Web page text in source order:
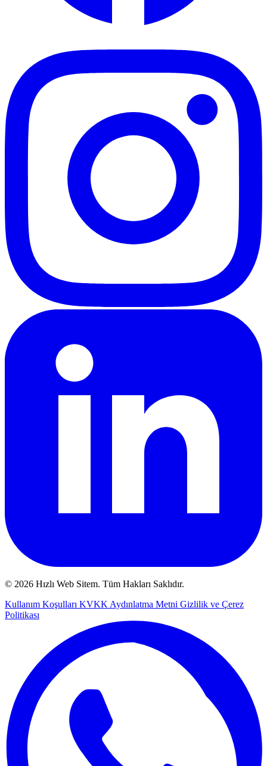
© 2026 Hızlı Web Sitem. Tüm Hakları Saklıdır.
Kullanım Koşulları KVKK Aydınlatma Metni Gizlilik ve Çerez
Politikası